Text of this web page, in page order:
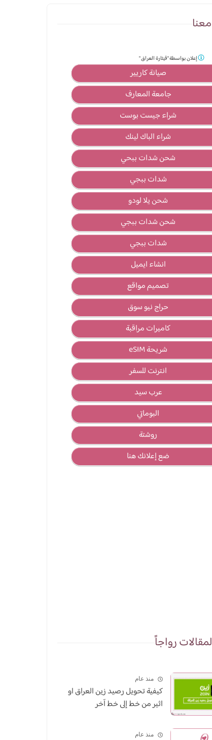
صيانة كاريير
جامعة المعارف
شراء جيست بوست
شراء الباك لينك
شحن شدات ببحي
شدات ببجي
شحن يلا لودو
شحن شدات ببجي
شدات ببجي
انشاء ايميل
تصميم مواقع
حراج نيو سوق
كاميرات مراقبة
شريحة eSIM
انترنت للسفر
عرب سيد
البوماتي
روشتة
ضع إعلانك هنا
إعلان بواسطة"قيثارة العراق "
رواجاً
منذ عام
كيفية تحويل رصيد زين العراق او
اثير من خط إلى خط آخر
منذ عام